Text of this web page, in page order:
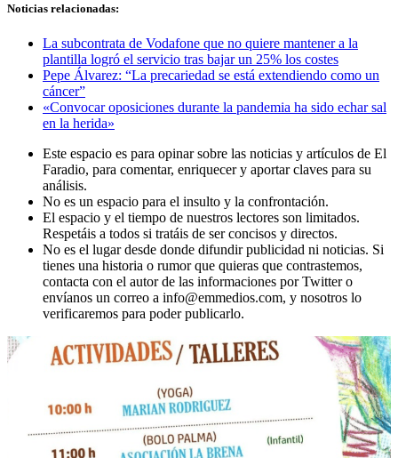
Noticias relacionadas:
La subcontrata de Vodafone que no quiere mantener a la
plantilla logró el servicio tras bajar un 25% los costes
Pepe Álvarez: “La precariedad se está extendiendo como un
cáncer”
«Convocar oposiciones durante la pandemia ha sido echar sal
en la herida»
Este espacio es para opinar sobre las noticias y artículos de El
Faradio, para comentar, enriquecer y aportar claves para su
análisis.
No es un espacio para el insulto y la confrontación.
El espacio y el tiempo de nuestros lectores son limitados.
Respetáis a todos si tratáis de ser concisos y directos.
No es el lugar desde donde difundir publicidad ni noticias. Si
tienes una historia o rumor que quieras que contrastemos,
contacta con el autor de las informaciones por Twitter o
envíanos un correo a info@emmedios.com, y nosotros lo
verificaremos para poder publicarlo.